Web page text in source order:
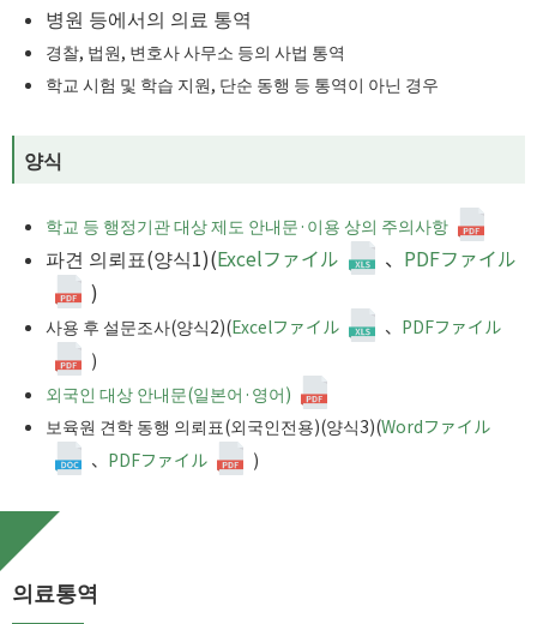
병원 등에서의 의료 통역
경찰, 법원, 변호사 사무소 등의 사법 통역
학교 시험 및 학습 지원, 단순 동행 등 통역이 아닌 경우
양식
학교 등 행정기관 대상 제도 안내문·이용 상의 주의사항
파견 의뢰표(양식1)(Excelファイル 、 PDFファイル
)
사용 후 설문조사(양식2)(Excelファイル 、 PDFファイル
)
외국인 대상 안내문(일본어·영어)
보육원 견학 동행 의뢰표(외국인전용)(양식3)(Wordファイル
、 PDFファイル )
의료통역